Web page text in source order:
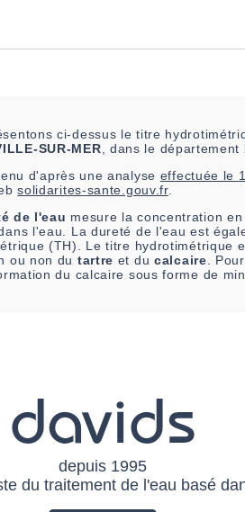
ci-dessus le titre
SUR-MER, dans le département
d'après une analyse effectuée le
solidarites-sante.gouv.fr.
de l'eau mesure la concentration
l'eau. La dureté de l'eau est
(TH). Le titre hydrotimétrique
ou non du tartre et du calcaire.
du calcaire sous forme de
davids
depuis 1995
du traitement de l'eau basé